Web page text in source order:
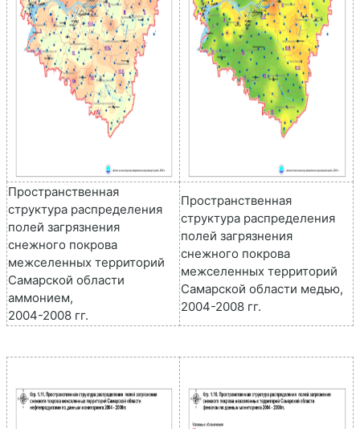
Пространственная
структура распределения
полей загрязнения
снежного покрова
межселенных территорий
Самарской области
аммонием,
2004-2008 гг.
Пространственная
структура распределения
полей загрязнения
снежного покрова
межселенных территорий
Самарской области медью,
2004-2008 гг.